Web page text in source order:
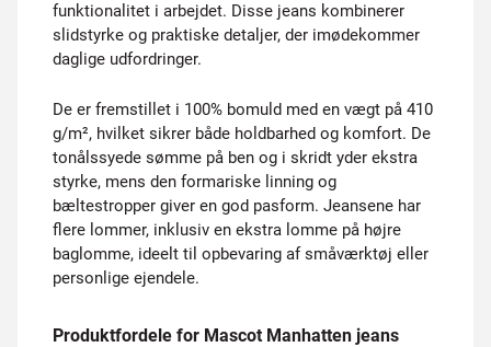
funktionalitet i arbejdet. Disse jeans kombinerer
slidstyrke og praktiske detaljer, der imødekommer
daglige udfordringer.
De er fremstillet i 100% bomuld med en vægt på 410
g/m², hvilket sikrer både holdbarhed og komfort. De
tonålssyede sømme på ben og i skridt yder ekstra
styrke, mens den formariske linning og
bæltestropper giver en god pasform. Jeansene har
flere lommer, inklusiv en ekstra lomme på højre
baglomme, ideelt til opbevaring af småværktøj eller
personlige ejendele.
Produktfordele for Mascot Manhatten jeans